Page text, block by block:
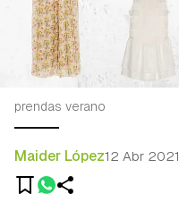
prendas verano
Maider López12 Abr 2021